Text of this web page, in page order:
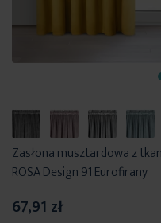
Zasłona musztardowa z
ROSA Design 91 Eurofirany
67,91 zł